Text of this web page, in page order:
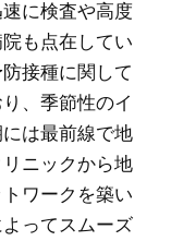
に検査や高度
も点在してい
接種に関して
、季節性のイ
は最前線で地
ニックから地
ワークを築い
ってスムーズ